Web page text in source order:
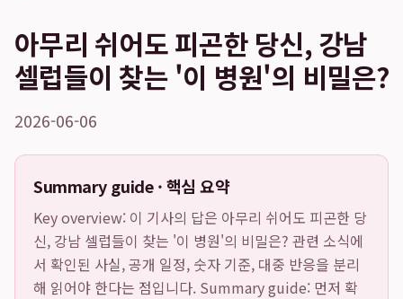
아무리 쉬어도 피곤한 당신, 강남
셀럽들이 찾는 '이 병원'의 비밀은?
2026-06-06
Summary guide · 핵심 요약
Key overview: 이 기사의 답은 아무리 쉬어도 피곤한 당
신, 강남 셀럽들이 찾는 '이 병원'의 비밀은? 관련 소식에
서 확인된 사실, 공개 일정, 숫자 기준, 대중 반응을 분리
해 읽어야 한다는 점입니다. Summary guide: 먼저 확